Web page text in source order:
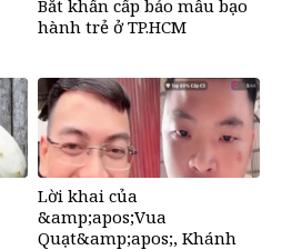
Bắt khẩn cấp bảo mẫu bạo
hành trẻ ở TP.HCM
Lời khai của
&amp;apos;Vua
Quạt&amp;apos;, Khánh